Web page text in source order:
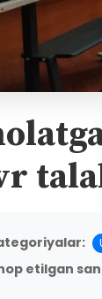
etilgan